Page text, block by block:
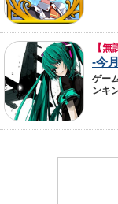
【
-今
ゲー
ンキ